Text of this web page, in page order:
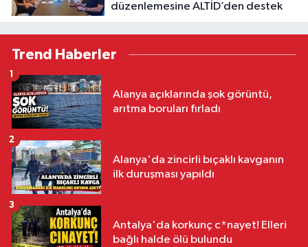
düzenlemesine ALTİD’den destek
Trend Haberler
Alanya açıklarında şok görüntü,
arıtma boruları fırladı
1
Alanya'da zincirli bıçaklı kavganın
ilk duruşması yapıldı
2
Antalya'da korkunç c*nayet! Elleri
bağlı halde ölü bulundu
3